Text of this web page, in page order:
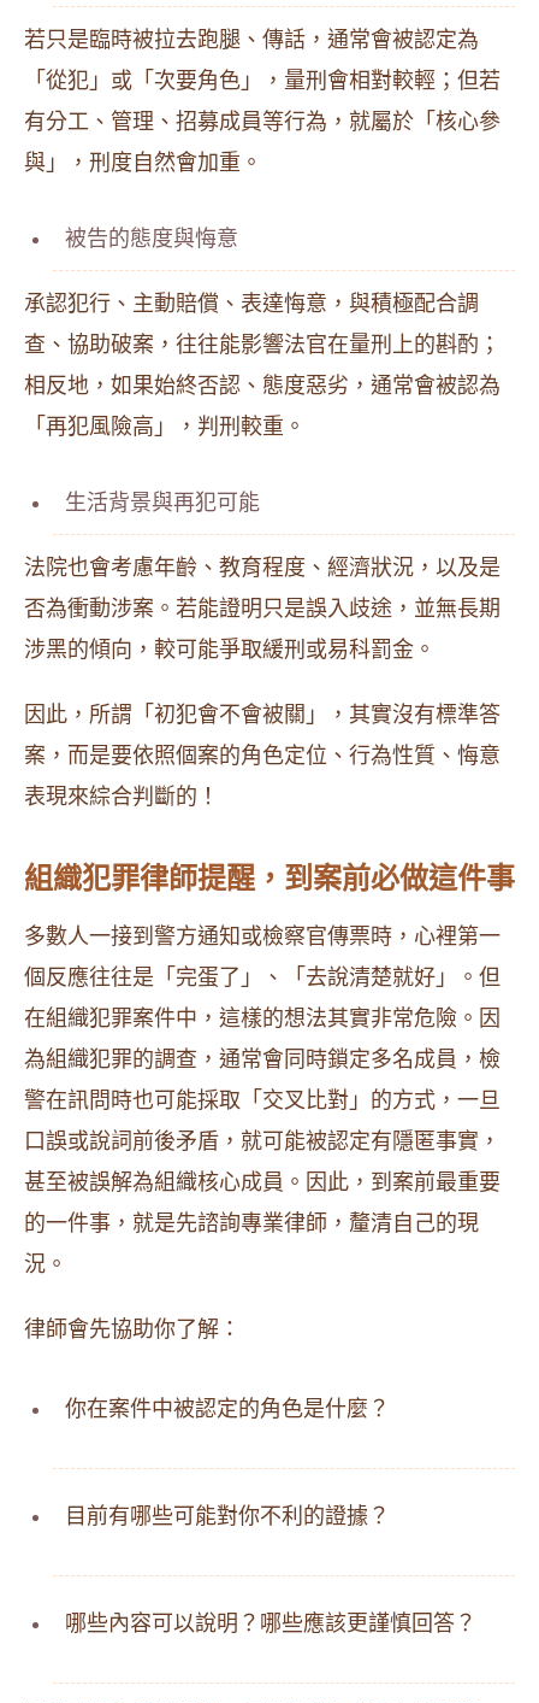
若只是臨時被拉去跑腿、傳話，通常會被認定為
「從犯」或「次要角色」，量刑會相對較輕；但若
有分工、管理、招募成員等行為，就屬於「核心參
與」，刑度自然會加重。
被告的態度與悔意
承認犯行、主動賠償、表達悔意，與積極配合調
查、協助破案，往往能影響法官在量刑上的斟酌；
相反地，如果始終否認、態度惡劣，通常會被認為
「再犯風險高」，判刑較重。
生活背景與再犯可能
法院也會考慮年齡、教育程度、經濟狀況，以及是
否為衝動涉案。若能證明只是誤入歧途，並無長期
涉黑的傾向，較可能爭取緩刑或易科罰金。
因此，所謂「初犯會不會被關」，其實沒有標準答
案，而是要依照個案的角色定位、行為性質、悔意
表現來綜合判斷的！
組織犯罪律師提醒，到案前必做這件事
多數人一接到警方通知或檢察官傳票時，心裡第一
個反應往往是「完蛋了」、「去說清楚就好」。但
在組織犯罪案件中，這樣的想法其實非常危險。因
為組織犯罪的調查，通常會同時鎖定多名成員，檢
警在訊問時也可能採取「交叉比對」的方式，一旦
口誤或說詞前後矛盾，就可能被認定有隱匿事實，
甚至被誤解為組織核心成員。因此，到案前最重要
的一件事，就是先諮詢專業律師，釐清自己的現
況。
律師會先協助你了解：
你在案件中被認定的角色是什麼？
目前有哪些可能對你不利的證據？
哪些內容可以說明？哪些應該更謹慎回答？